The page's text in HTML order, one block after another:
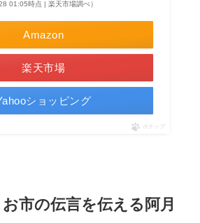
01:05時点 | 楽天市場調べ）
Amazon
楽天市場
ショッピング
ポチップ
市の伝言を伝える阿月